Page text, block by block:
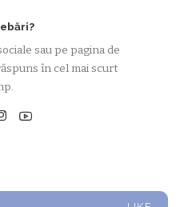
sau pe pagina de
în cel mai scurt